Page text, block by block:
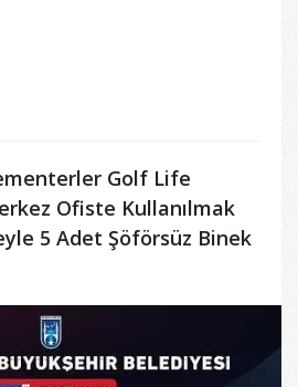
Golf Life
Ofiste Kullanılmak
5 Adet Şöförsüz Binek